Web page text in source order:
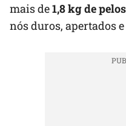
mais de1,8 kg de pelos
nós duros, apertados